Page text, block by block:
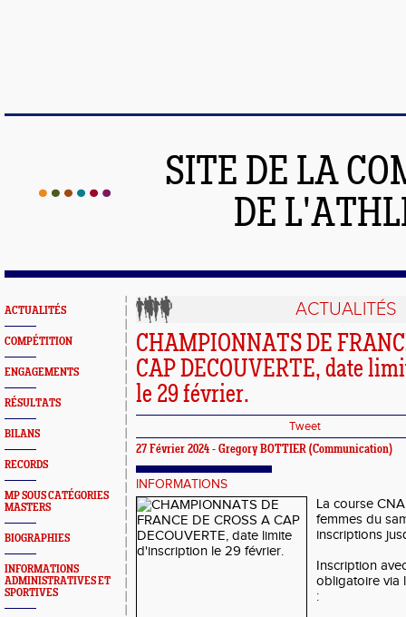
SITE DE LA
DE
ACTUALITÉS
COMPÉTITION
ENGAGEMENTS
RÉSULTATS
BILANS
RECORDS
MP SOUS CATÉGORIES
MASTERS
BIOGRAPHIES
INFORMATIONS
ADMINISTRATIVES ET
SPORTIVES
ACTUALITÉS
CHAMPIONNATS DE
CAP DECOUVERTE, date
le 29 février.
Tweet
27 Février 2024 - Gregory BOTTIER (Communication)
INFORMATIONS
La course
femmes du
inscriptions
Inscription
obligatoire via
: